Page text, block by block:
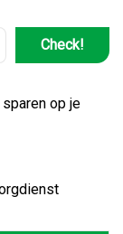
Check!
op je